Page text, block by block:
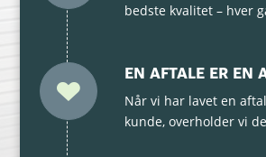
bedste kvalitet – hver
EN AFTALE ER EN
Når vi har lavet en
kunde, overholder vi